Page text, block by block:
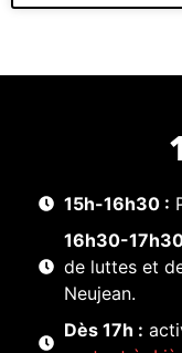
15h-16h30 :
16h30-
de luttes et
Neujean.
Dès 17h :